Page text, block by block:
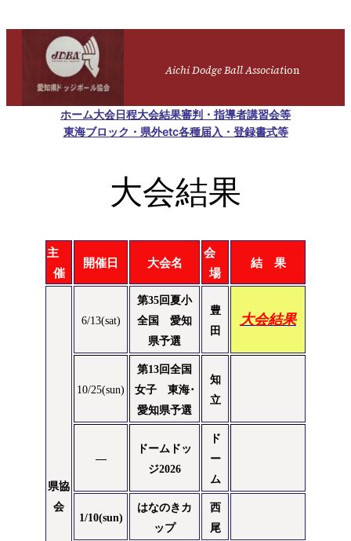
Aichi Dodge Ball Association
ホーム大会日程大会結果審判・指導者講習会等
東海ブロック・県外etc各種届入・登録書式等
大会結果
主
催
開催日 大会名
会
場
結 果
県協
会
6/13(sat)
第35回夏小
全国 愛知
県予選
豊
田
大会結果
10/25(sun)
第13回全国
女子 東海･
愛知県予選
知
立
―
ドームドッ
ジ2026
ド
ー
ム
1/10(sun)
はなのきカ
ップ
西
尾